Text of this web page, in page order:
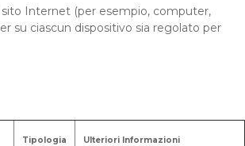
sito Internet (per esempio, computer,
su ciascun dispositivo sia regolato per
Tipologia Ulteriori Informazioni